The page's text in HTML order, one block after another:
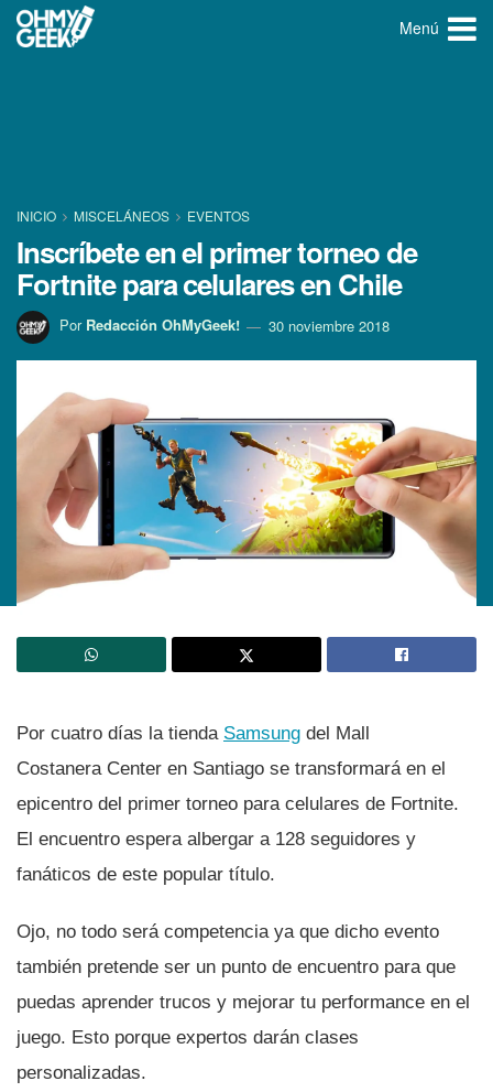
Menú
INICIO MISCELÁNEOS EVENTOS
Inscrí­bete en el primer torneo de
Fortnite para celulares en Chile
Por Redacción OhMyGeek! 30 noviembre 2018
Por cuatro dí­as la tienda Samsung del Mall
Costanera Center en Santiago se transformará en el
epicentro del primer torneo para celulares de Fortnite.
El encuentro espera albergar a 128 seguidores y
fanáticos de este popular tí­tulo.
Ojo, no todo será competencia ya que dicho evento
también pretende ser un punto de encuentro para que
puedas aprender trucos y mejorar tu performance en el
juego. Esto porque expertos darán clases
personalizadas.